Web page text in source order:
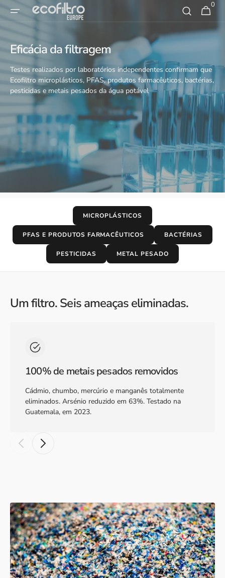
para o
conteúdo
Carrinho
0
0
artigos
Eficácia da filtragem
Testes realizados por laboratórios independentes confirmam que
Ecofiltro microplásticos, PFAS, produtos farmacêuticos, bactérias,
pesticidas e metais pesados da água potável
MICROPLÁSTICOS
PFAS E PRODUTOS FARMACÊUTICOS BACTÉRIAS
PESTICIDAS METAL PESADO
Um filtro. Seis ameaças eliminadas.
100% de metais pesados removidos
Cádmio, chumbo, mercúrio e manganês totalmente
eliminados. Arsénio reduzido em 63%. Testado na
Guatemala, em 2023.